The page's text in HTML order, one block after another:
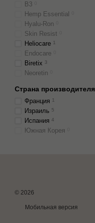
B3
Hemp Essential
Hyalu-Ron
Skin Resist
Heliocare 1
Endocare
Biretix 3
Neoretin
Страна производителя
Франция 1
Израиль 5
Испания 4
Южная Корея
© 2026
Мобильная версия